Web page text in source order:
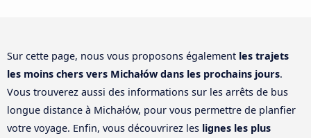
Sur cette page, nous vous proposons également les trajets
les moins chers vers Michałów dans les prochains jours.
Vous trouverez aussi des informations sur les arrêts de bus
longue distance à Michałów, pour vous permettre de planfier
votre voyage. Enfin, vous découvrirez les lignes les plus